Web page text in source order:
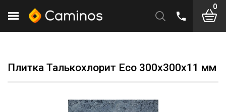
0
Плитка Талькохлорит Eco 300х300х11 мм